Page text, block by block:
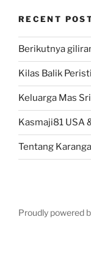
RECENT
Berikutnya
Kilas Balik
Keluarga Mas
Kasmaji81 USA
Tentang
Proudly powered